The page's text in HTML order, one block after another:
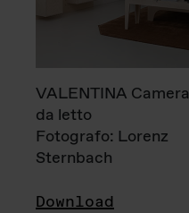
VALENTINA Camera
da letto
Fotografo: Lorenz
Sternbach
Download